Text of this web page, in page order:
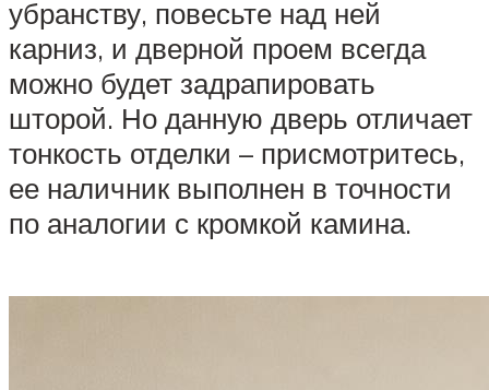
убранству, повесьте над ней
карниз, и дверной проем всегда
можно будет задрапировать
шторой. Но данную дверь отличает
тонкость отделки – присмотритесь,
ее наличник выполнен в точности
по аналогии с кромкой камина.